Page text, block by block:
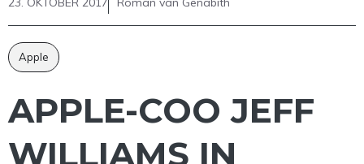
Apple
APPLE-COO JEFF
WILLIAMS IN